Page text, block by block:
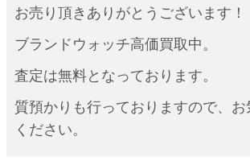
お売り頂きありがとうございます！
ブランドウォッチ高価買取中。
査定は無料となっております。
質預かりも行っておりますので、
ください。